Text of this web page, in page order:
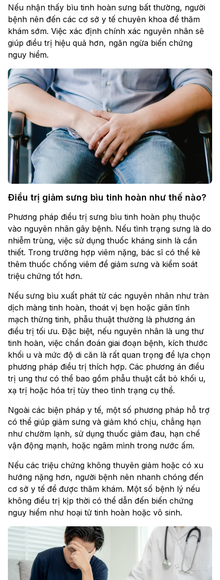
Nếu nhận thấy bìu tinh hoàn sưng bất thường, người
bệnh nên đến các cơ sở y tế chuyên khoa để thăm
khám sớm. Việc xác định chính xác nguyên nhân sẽ
giúp điều trị hiệu quả hơn, ngăn ngừa biến chứng
nguy hiểm.
Điều trị giảm sưng bìu tinh hoàn như thế nào?
Phương pháp điều trị sưng bìu tinh hoàn phụ thuộc
vào nguyên nhân gây bệnh. Nếu tình trạng sưng là do
nhiễm trùng, việc sử dụng thuốc kháng sinh là cần
thiết. Trong trường hợp viêm nặng, bác sĩ có thể kê
thêm thuốc chống viêm để giảm sưng và kiểm soát
triệu chứng tốt hơn.
Nếu sưng bìu xuất phát từ các nguyên nhân như tràn
dịch màng tinh hoàn, thoát vị bẹn hoặc giãn tĩnh
mạch thừng tinh, phẫu thuật thường là phương án
điều trị tối ưu. Đặc biệt, nếu nguyên nhân là ung thư
tinh hoàn, việc chẩn đoán giai đoạn bệnh, kích thước
khối u và mức độ di căn là rất quan trọng để lựa chọn
phương pháp điều trị thích hợp. Các phương án điều
trị ung thư có thể bao gồm phẫu thuật cắt bỏ khối u,
xạ trị hoặc hóa trị tùy theo tình trạng cụ thể.
Ngoài các biện pháp y tế, một số phương pháp hỗ trợ
có thể giúp giảm sưng và giảm khó chịu, chẳng hạn
như chườm lạnh, sử dụng thuốc giảm đau, hạn chế
vận động mạnh, hoặc ngâm mình trong nước ấm.
Nếu các triệu chứng không thuyên giảm hoặc có xu
hướng nặng hơn, người bệnh nên nhanh chóng đến
cơ sở y tế để được thăm khám. Một số bệnh lý nếu
không điều trị kịp thời có thể dẫn đến biến chứng
nguy hiểm như hoại tử tinh hoàn hoặc vô sinh.